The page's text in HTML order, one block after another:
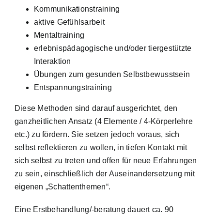
Kommunikationstraining
aktive Gefühlsarbeit
Mentaltraining
erlebnispädagogische und/oder tiergestützte
Interaktion
Übungen zum gesunden Selbstbewusstsein
Entspannungstraining
Diese Methoden sind darauf ausgerichtet, den
ganzheitlichen Ansatz (4 Elemente / 4-Körperlehre
etc.) zu fördern. Sie setzen jedoch voraus, sich
selbst reflektieren zu wollen, in tiefen Kontakt mit
sich selbst zu treten und offen für neue Erfahrungen
zu sein, einschließlich der Auseinandersetzung mit
eigenen „Schattenthemen“.
Eine Erstbehandlung/-beratung dauert ca. 90